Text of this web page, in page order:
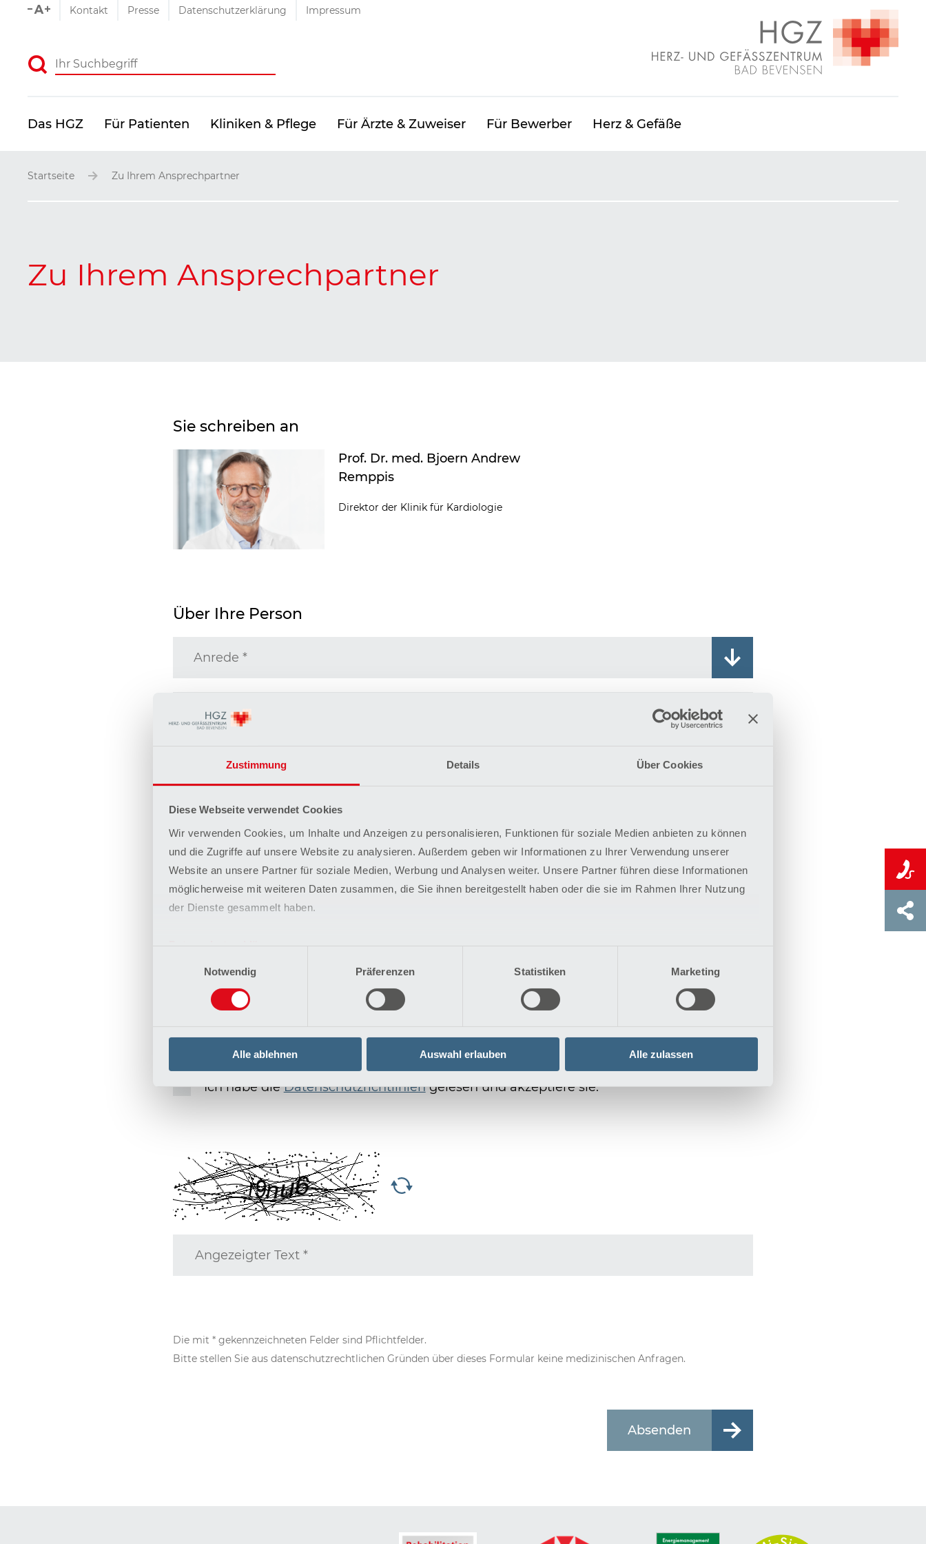
Zustimmung Details Über Cookies
Diese Webseite verwendet Cookies
Wir verwenden Cookies, um Inhalte und Anzeigen zu personalisieren, Funktionen für soziale Medien anbieten zu können
und die Zugriffe auf unsere Website zu analysieren. Außerdem geben wir Informationen zu Ihrer Verwendung unserer
Website an unsere Partner für soziale Medien, Werbung und Analysen weiter. Unsere Partner führen diese Informationen
möglicherweise mit weiteren Daten zusammen, die Sie ihnen bereitgestellt haben oder die sie im Rahmen Ihrer Nutzung
der Dienste gesammelt haben.
Notwendig
Präferenzen Statistiken Marketing
Alle ablehnen Auswahl erlauben Alle zulassen
Schriftgrößen-Einstellung
Kontakt Presse Datenschutzerklärung Impressum
Absenden
Das HGZ Für Patienten Kliniken & Pflege Für Ärzte & Zuweiser Für Bewerber Herz & Gefäße
Startseite Zu Ihrem Ansprechpartner
Zu Ihrem Ansprechpartner
Sie schreiben an
Prof. Dr. med. Bjoern Andrew
Remppis
Direktor der Klinik für Kardiologie
Über Ihre Person
Vorname
Nachname*
Ihre Nachricht an uns*
Ich habe dieDatenschutzrichtliniengelesen und akzeptiere sie.*
Angezeigter Text *
Die mit * gekennzeichneten Felder sind Pflichtfelder.
Bitte stellen Sie aus datenschutzrechtlichen Gründen über dieses Formular keine medizinischen Anfragen.
Absenden